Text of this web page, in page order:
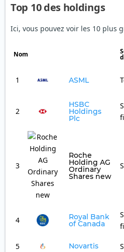
Top 10 des holdings
Ici, vous pouvez voir les 10 plus
Nom
1 ASML
2
HSBC
Holdings
Plc
3
Roche
Holding AG
Ordinary
Shares new
4 Royal Bank
of Canada
5 Novartis